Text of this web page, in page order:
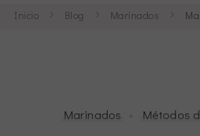
Inicio Blog Marinados
Marinados Métodos